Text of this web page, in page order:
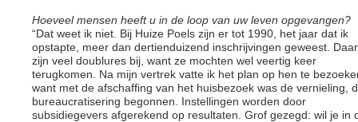
Hoeveel mensen heeft u in de loop van uw leven opgevangen?
“Dat weet ik niet. Bij Huize Poels zijn er tot 1990, het jaar dat ik
opstapte, meer dan dertienduizend inschrijvingen geweest. Daar
zijn veel doublures bij, want ze mochten wel veertig keer
terugkomen. Na mijn vertrek vatte ik het plan op hen te
want met de afschaffing van het huisbezoek was de vernieling,
bureaucratisering begonnen. Instellingen worden door
subsidiegevers afgerekend op resultaten. Grof gezegd: wil je in